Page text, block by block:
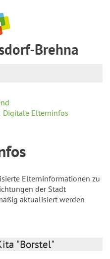
Brehna
Digitale Elterninfos
Elterninformationen zu
der Stadt
aktualisiert werden
"Borstel"